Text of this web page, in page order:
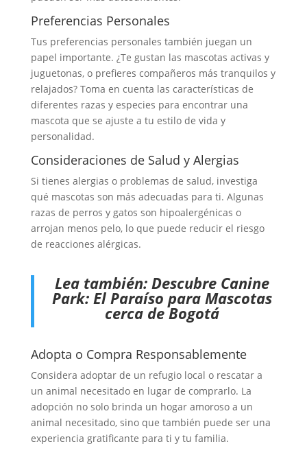
Preferencias Personales
Tus preferencias personales también juegan un
papel importante. ¿Te gustan las mascotas activas y
juguetonas, o prefieres compañeros más tranquilos y
relajados? Toma en cuenta las características de
diferentes razas y especies para encontrar una
mascota que se ajuste a tu estilo de vida y
personalidad.
Consideraciones de Salud y Alergias
Si tienes alergias o problemas de salud, investiga
qué mascotas son más adecuadas para ti. Algunas
razas de perros y gatos son hipoalergénicas o
arrojan menos pelo, lo que puede reducir el riesgo
de reacciones alérgicas.
Lea también: Descubre Canine
Park: El Paraíso para Mascotas
cerca de Bogotá
Adopta o Compra Responsablemente
Considera adoptar de un refugio local o rescatar a
un animal necesitado en lugar de comprarlo. La
adopción no solo brinda un hogar amoroso a un
animal necesitado, sino que también puede ser una
experiencia gratificante para ti y tu familia.